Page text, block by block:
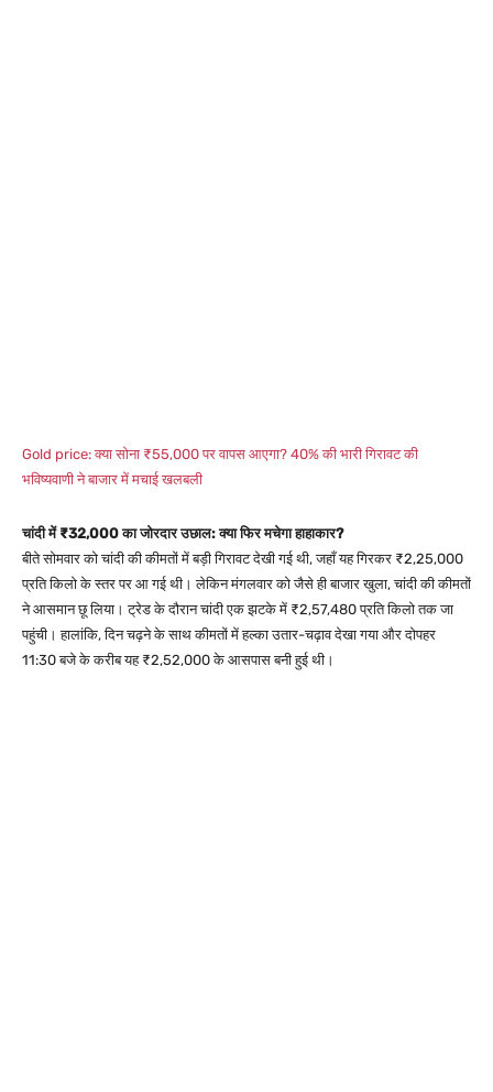
Gold price: क्या सोना ₹55,000 पर वापस आएगा? 40% की भारी गिरावट की
भविष्यवाणी ने बाजार में मचाई खलबली
चांदी में ₹32,000 का जोरदार उछाल: क्या फिर मचेगा हाहाकार?
बीते सोमवार को चांदी की कीमतों में बड़ी गिरावट देखी गई थी, जहाँ यह गिरकर ₹2,25,000
प्रति किलो के स्तर पर आ गई थी। लेकिन मंगलवार को जैसे ही बाजार खुला, चांदी की कीमतों
ने आसमान छू लिया। ट्रेड के दौरान चांदी एक झटके में ₹2,57,480 प्रति किलो तक जा
पहुंची। हालांकि, दिन चढ़ने के साथ कीमतों में हल्का उतार-चढ़ाव देखा गया और दोपहर
11:30 बजे के करीब यह ₹2,52,000 के आसपास बनी हुई थी।